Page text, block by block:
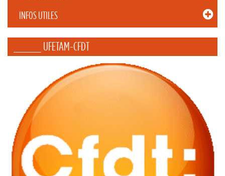
INFOS UTILES
_____ UFETAM-CFDT